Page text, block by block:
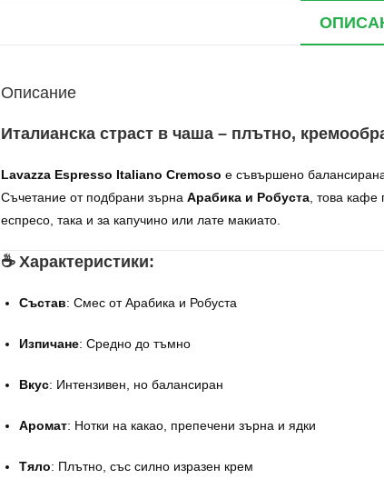
Описание
Италианска страст в чаша – плътно,
Lavazza Espresso Italiano Cremoso е съвършено
Съчетание от подбрани зърна Арабика и Робуста, това кафе
еспресо, така и за капучино или лате макиато.
☕ Характеристики:
Състав: Смес от Арабика и Робуста
Изпичане: Средно до тъмно
Вкус: Интензивен, но балансиран
Аромат: Нотки на какао, препечени зърна и ядки
Тяло: Плътно, със силно изразен крем